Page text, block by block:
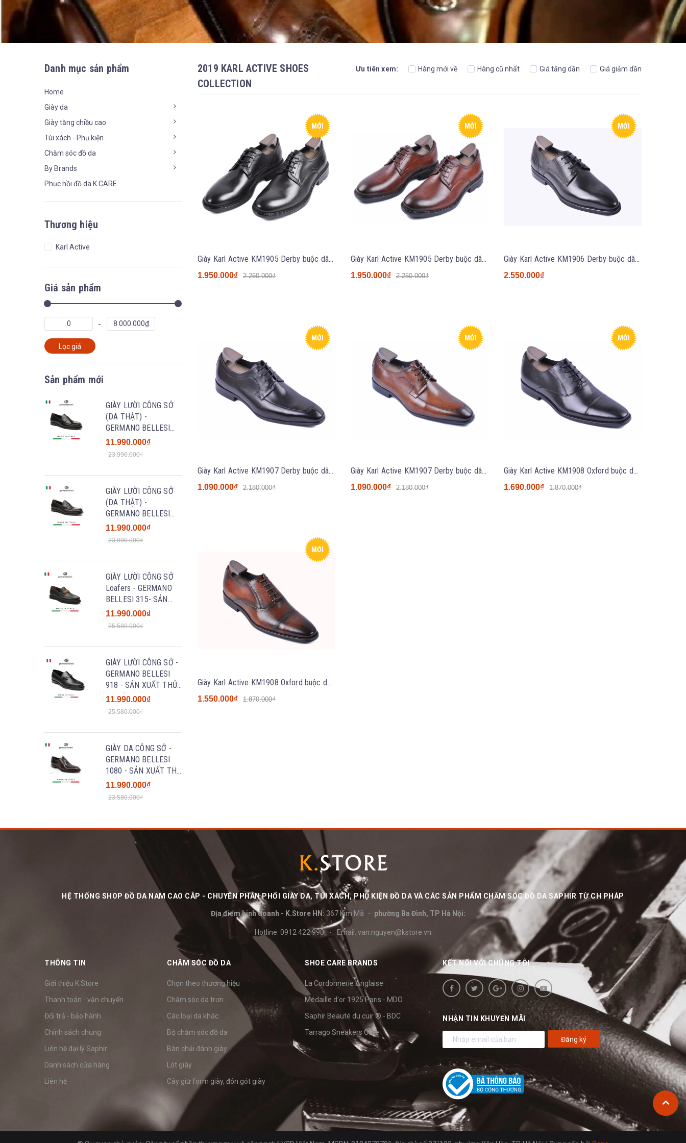
Danh mục sản phẩm
Home
Giày da
Giày tăng chiều cao
Túi xách - Phụ kiện
Chăm sóc đồ da
By Brands
Phục hồi đồ da K.CARE
Thương hiệu
Karl Active
Giá sản phẩm
Lọc giá
Sản phẩm mới
GIÀY LƯỜI CÔNG SỞ
(DA THẬT) -
GERMANO BELLESI
182- SẢN XUẤT THỦ
CÔNG TẠI ITALY
11.990.000₫
23.990.000₫
GIÀY LƯỜI CÔNG SỞ
(DA THẬT) -
GERMANO BELLESI
229 - SẢN XUẤT THỦ
CÔNG TẠI ITALY
11.990.000₫
23.990.000₫
GIÀY LƯỜI CÔNG SỞ
Loafers - GERMANO
BELLESI 315- SẢN
XUẤT THỦ CÔNG TẠI
ITALY
11.990.000₫
25.580.000₫
GIÀY LƯỜI CÔNG SỞ -
GERMANO BELLESI
918 - SẢN XUẤT THỦ
CÔNG TẠI ITALY
11.990.000₫
25.580.000₫
GIÀY DA CÔNG SỞ -
GERMANO BELLESI
1080 - SẢN XUẤT THỦ
CÔNG TẠI ITALY
11.990.000₫
23.580.000₫
2019 KARL ACTIVE SHOES
COLLECTION
Ưu tiên xem: Hàng mới về Hàng cũ nhất Giá tăng dần Giá giảm dần
MỚI
Giày Karl Active KM1905 Derby buộc dây màu đen
1.950.000₫ 2.250.000₫
MỚI
Giày Karl Active KM1905 Derby buộc dây màu nâu size 39 (SALE)
1.950.000₫ 2.250.000₫
MỚI
Giày Karl Active KM1906 Derby buộc dây màu đen
2.550.000₫
MỚI
Giày Karl Active KM1907 Derby buộc dây màu đen
1.090.000₫ 2.180.000₫
MỚI
Giày Karl Active KM1907 Derby buộc dây màu nâu
1.090.000₫ 2.180.000₫
MỚI
Giày Karl Active KM1908 Oxford buộc dây màu đen
1.690.000₫ 1.870.000₫
MỚI
Giày Karl Active KM1908 Oxford buộc dây màu nâu
1.550.000₫ 1.870.000₫
HỆ THỐNG SHOP ĐỒ DA NAM CAO CÂP - CHUYÊN PHÂN PHỐI GIÀY DA, TÚI XÁCH, PHỤ KIỆN ĐỒ DA VÀ CÁC SẢN PHẨM CHĂM SÓC ĐỒ DA SAPHIR TỪ CH PHÁP
Địa điểm kinh doanh - K.Store HN: 367 Kim Mã phường Ba Đình, TP Hà Nội:
Hotline: 0912 422 990 - Email: van.nguyen@kstore.vn
THÔNG TIN
Giới thiệu K.Store
Thanh toán - vận chuyển
Đổi trả - bảo hành
Chính sách chung
Liên hệ đại lý Saphir
Danh sách cửa hàng
Liên hệ
CHĂM SÓC ĐỒ DA
Chọn theo thương hiệu
Chăm sóc da trơn
Các loại da khác
Bộ chăm sóc đồ da
Bàn chải đánh giày
Lót giày
Cây giữ form giày, đón gót giày
SHOE CARE BRANDS
La Cordonnerie Anglaise
Médaille d'or 1925 Paris - MDO
Saphir Beauté du cuir ® - BDC
Tarrago Sneakers Care
KẾT NỐI VỚI CHÚNG TÔI
NHẬN TIN KHUYẾN MÃI
Đăng ký